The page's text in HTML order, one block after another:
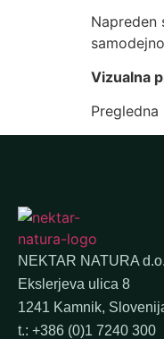
Napreden
Vizualna
NEKTAR NATURA
Ekslerjeva ulica 8
1241 Kamnik,
t.: +386 (0)1 7240 300